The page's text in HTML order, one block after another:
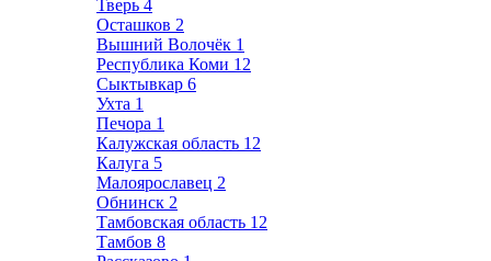
Тверь 4
Осташков 2
Вышний Волочёк 1
Республика Коми 12
Сыктывкар 6
Ухта 1
Печора 1
Калужская область 12
Калуга 5
Малоярославец 2
Обнинск 2
Тамбовская область 12
Тамбов 8